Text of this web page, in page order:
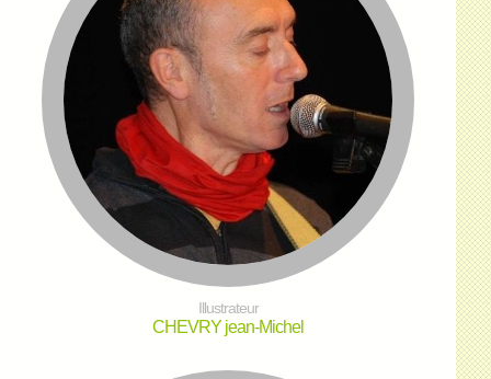
Illustrateur
CHEVRY jean-Michel